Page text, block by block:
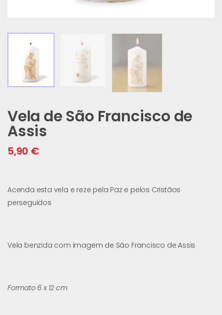
Vela de São Francisco de
Assis
5,90 €
Acenda esta vela e reze pela Paz e pelos Cristãos
perseguidos
Vela benzida com imagem de São Francisco de Assis
Formato 6 x 12 cm